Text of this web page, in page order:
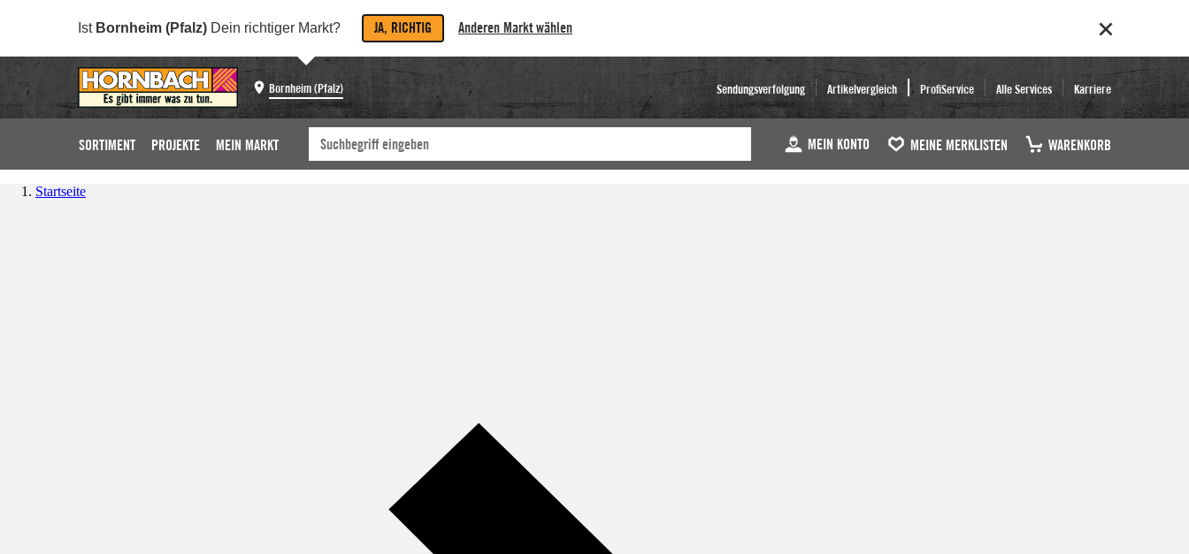
Ist Bornheim (Pfalz) Dein richtiger Markt? JA, RICHTIG Anderen Markt wählen
Bornheim (Pfalz) Sendungsverfolgung Artikelvergleich ProfiService Alle Services Karriere
SORTIMENT PROJEKTE MEIN MARKT MEIN KONTO MEINE MERKLISTEN WARENKORB
Startseite